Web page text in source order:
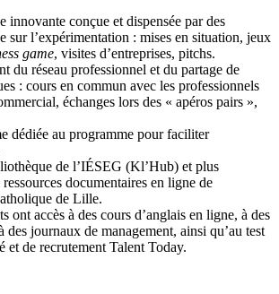
innovante conçue et dispensée par des
sur l’expérimentation : mises en situation, jeux
game, visites d’entreprises, pitchs.
du réseau professionnel et du partage de
: cours en commun avec les professionnels
échanges lors des « apéros pairs »,
dédiée au programme pour faciliter
de l’IÉSEG (Kl’Hub) et plus
documentaires en ligne de
de Lille.
ont accès à des cours d’anglais en ligne, à des
des journaux de management, ainsi qu’au test
et de recrutement Talent Today.